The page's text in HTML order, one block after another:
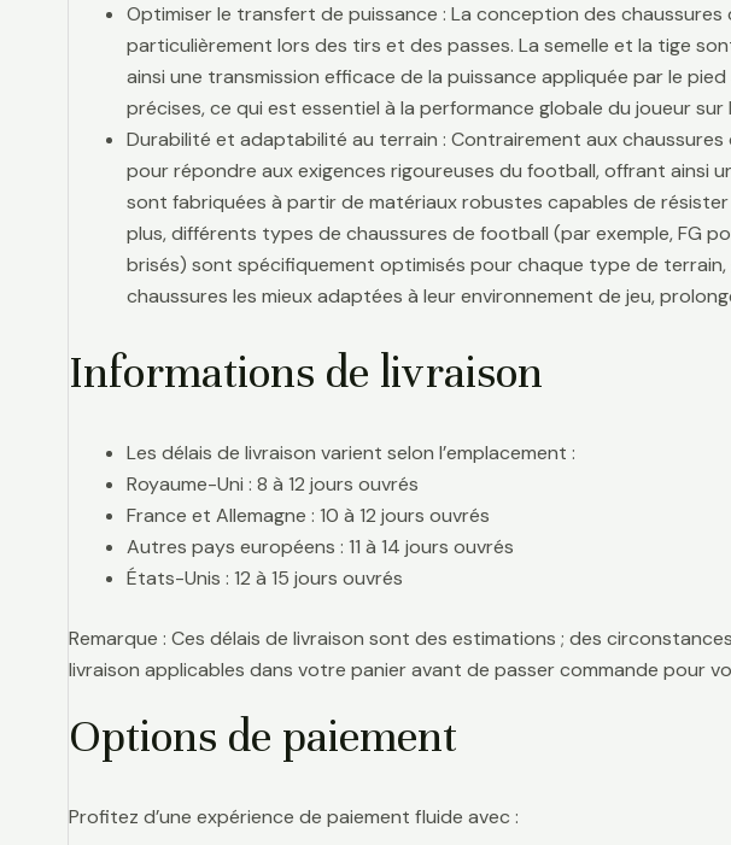
Optimiser le transfert de puissance : La conception des
particulièrement lors des tirs et des passes. La semelle et la tige
ainsi une transmission efficace de la puissance appliquée par le
précises, ce qui est essentiel à la performance globale du joueur sur
Durabilité et adaptabilité au terrain : Contrairement aux
pour répondre aux exigences rigoureuses du football, offrant ainsi
sont fabriquées à partir de matériaux robustes capables de
plus, différents types de chaussures de football (par exemple, FG
brisés) sont spécifiquement optimisés pour chaque type de
chaussures les mieux adaptées à leur environnement de jeu,
Informations de livraison
Les délais de livraison varient selon l’emplacement :
Royaume-Uni : 8 à 12 jours ouvrés
France et Allemagne : 10 à 12 jours ouvrés
Autres pays européens : 11 à 14 jours ouvrés
États-Unis : 12 à 15 jours ouvrés
Remarque : Ces délais de livraison sont des estimations ; des
livraison applicables dans votre panier avant de passer commande pour
Options de paiement
Profitez d’une expérience de paiement fluide avec :